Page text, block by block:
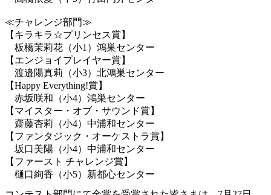
≪チャレンジ部門≫
【キラキラ☆プリンセス賞】
板橋茉莉花（小1）鴻巣センター
【エンジョイプレイヤー賞】
渡邉陽真莉（小3）北鴻巣センター
【Happy Everything!賞】
赤坂咲和（小4）鴻巣センター
【マイスター・オブ・サウンド賞】
齋藤杏莉（小4）中浦和センター
【ファンタジック・オーケストラ賞】
坂口美陽（小4）中浦和センター
【ファースト チャレンジ賞】
樋口絢香（小5）新都心センター